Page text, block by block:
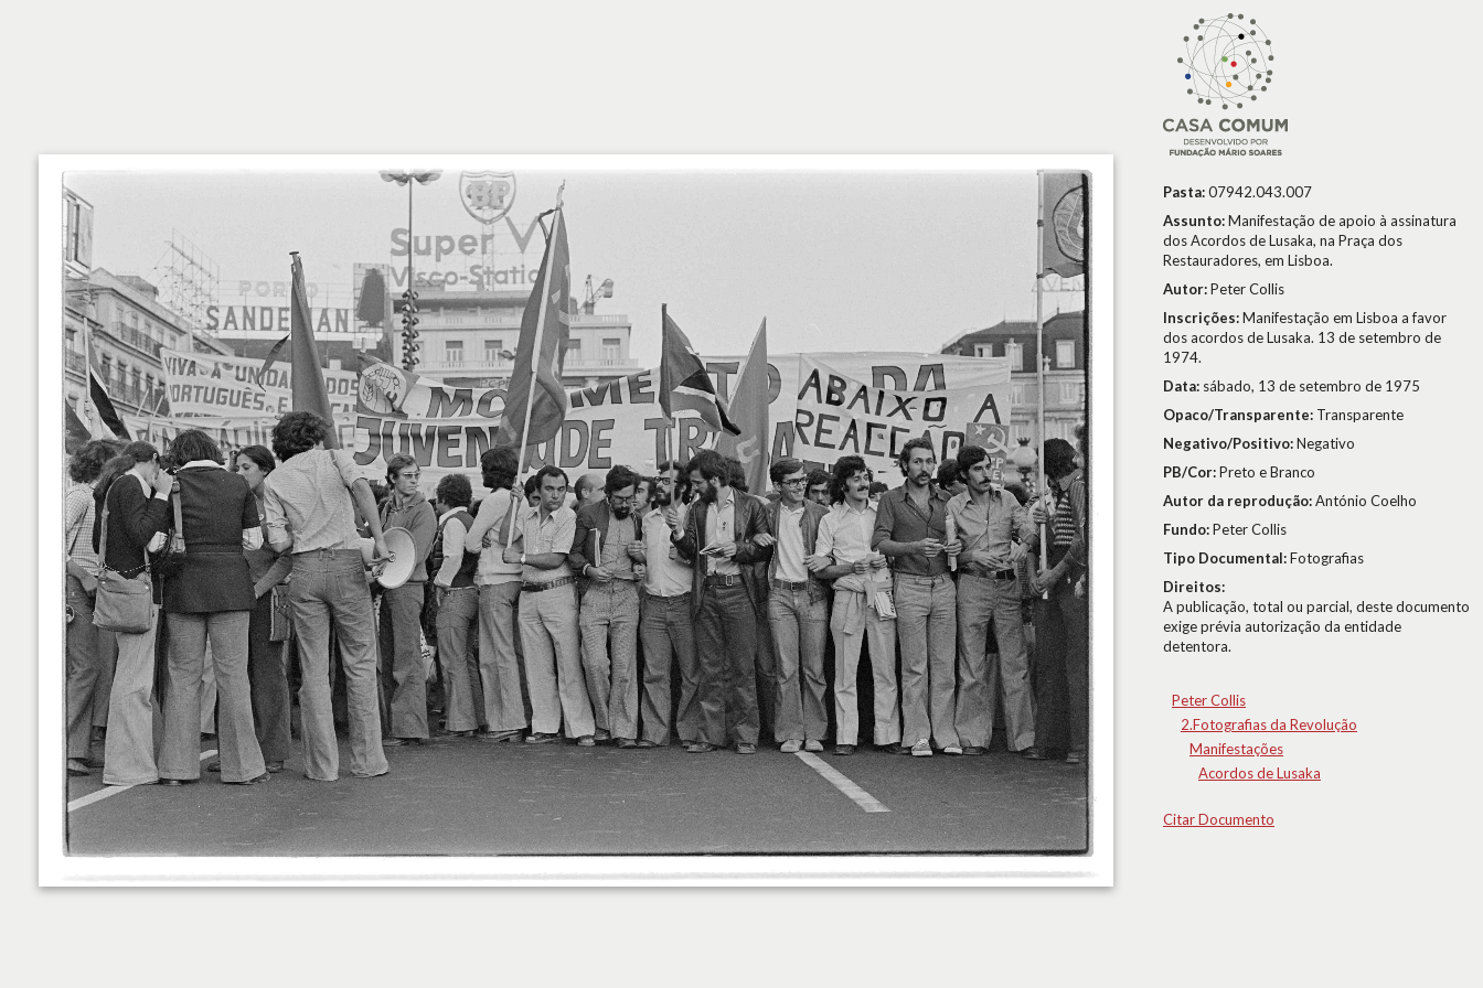
Pasta:07942.043.007
Assunto:Manifestação de apoio à assinatura
dos Acordos de Lusaka, na Praça dos
Restauradores, em Lisboa.
Autor:Peter Collis
Inscrições:Manifestação em Lisboa a favor
dos acordos de Lusaka. 13 de setembro de
1974.
Data: sábado, 13 de setembro de 1975
Opaco/Transparente: Transparente
Negativo/Positivo:Negativo
PB/Cor:Preto e Branco
Autor da reprodução:António Coelho
Fundo:Peter Collis
Tipo Documental:Fotografias
Direitos:
A publicação, total ou parcial, deste documento
exige prévia autorização da entidade
detentora.
Peter Collis
2.Fotografias da Revolução
Manifestações
Acordos de Lusaka
Citar Documento